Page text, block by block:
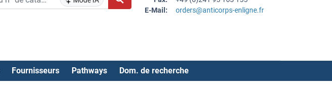
E-Mail:
orders@anticorps-enligne.fr
Fournisseurs Pathways Dom. de recherche